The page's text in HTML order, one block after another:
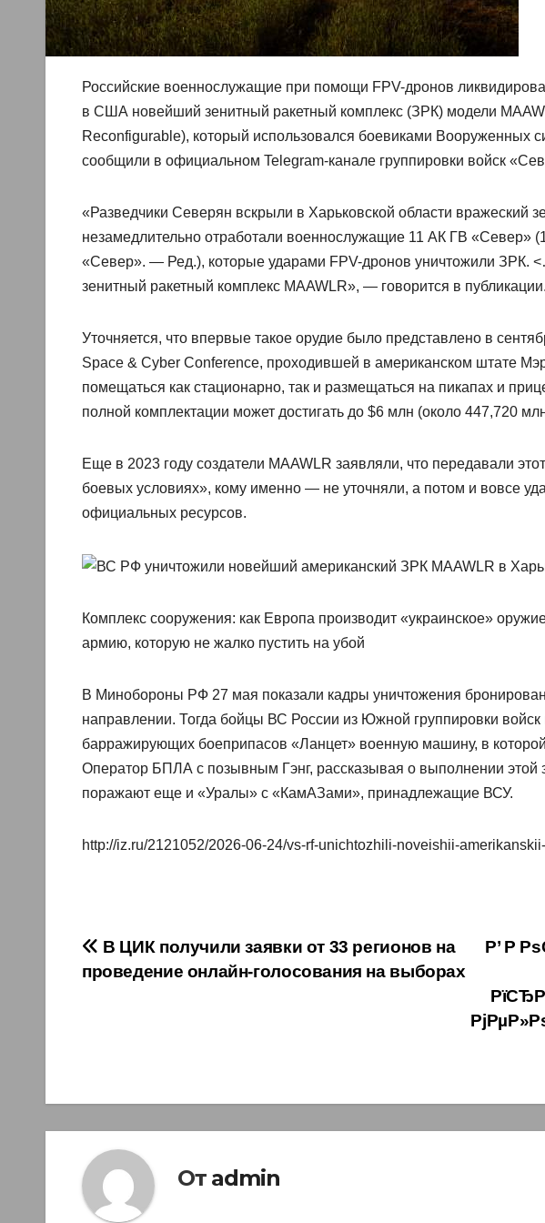
Российские военнослужащие при помощи FPV-дронов
в США новейший зенитный ракетный комплекс (ЗРК) модели
Reconfigurable), который использовался боевиками Вооруженных
сообщили в официальном Telegram-канале группировки войск
«Разведчики Северян вскрыли в Харьковской области вражеский
незамедлительно отработали военнослужащие 11 АК ГВ «Север»
«Север». — Ред.), которые ударами FPV-дронов уничтожили ЗРК.
зенитный ракетный комплекс MAAWLR», — говорится в публикации.
Уточняется, что впервые такое орудие было представлено в
Space & Cyber Conference, проходившей в американском штате
помещаться как стационарно, так и размещаться на пикапах и
полной комплектации может достигать до $6 млн (около 447,720
Еще в 2023 году создатели MAAWLR заявляли, что передавали
боевых условиях», кому именно — не уточняли, а потом и вовсе
официальных ресурсов.
Комплекс сооружения: как Европа производит «украинское»
армию, которую не жалко пустить на убой
В Минобороны РФ 27 мая показали кадры уничтожения
направлении. Тогда бойцы ВС России из Южной группировки
барражирующих боеприпасов «Ланцет» военную машину, в
Оператор БПЛА с позывным Гэнг, рассказывая о выполнении этой
поражают еще и «Уралы» с «КамАЗами», принадлежащие ВСУ.
http://iz.ru/2121052/2026-06-24/vs-rf-unichtozhili-noveishii-
Навигация
по
Р’ Р
В ЦИК получили заявки от 33 регионов на
проведение онлайн-голосования на выборах
От admin